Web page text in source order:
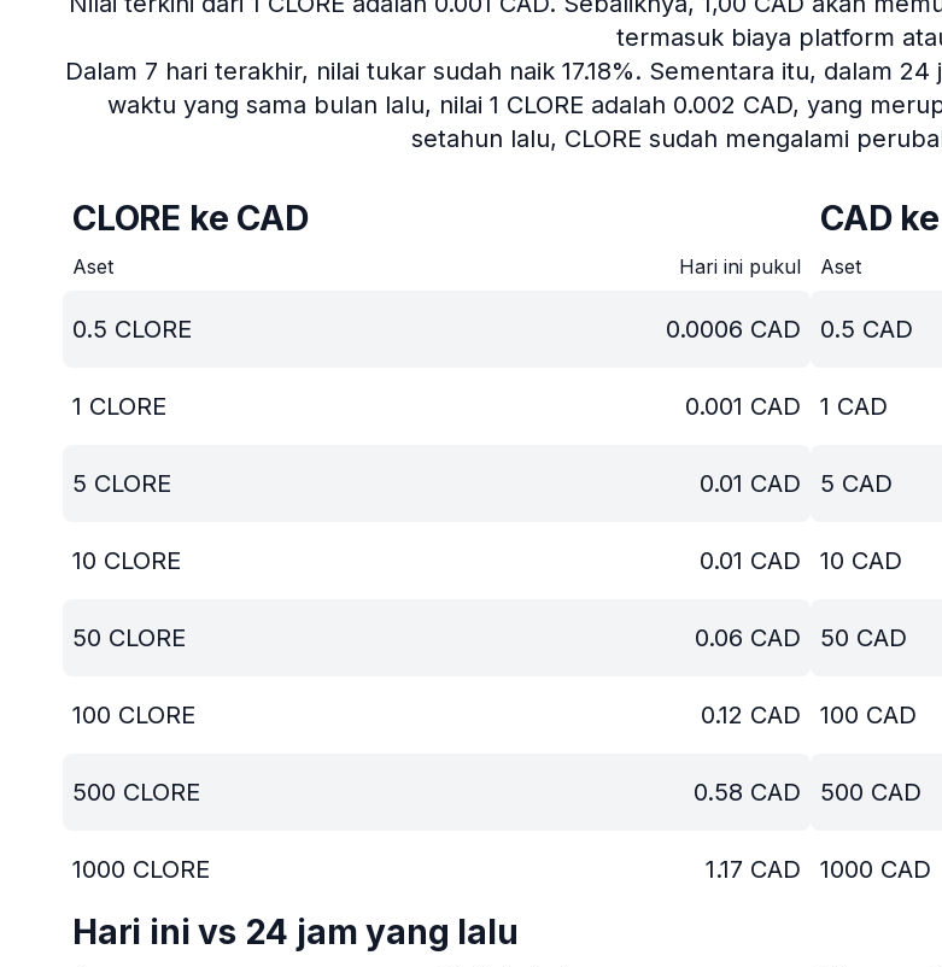
termasuk biaya platform
Dalam 7 hari terakhir, nilai tukar sudah naik 17.18%. Sementara itu, dalam
waktu yang sama bulan lalu, nilai 1 CLORE adalah 0.002 CAD, yang
setahun lalu, CLORE sudah mengalami
CLORE ke CAD
Aset Hari ini pukul
0.5 CLORE 0.0006 CAD
1 CLORE 0.001 CAD
5 CLORE 0.01 CAD
10 CLORE 0.01 CAD
50 CLORE 0.06 CAD
100 CLORE 0.12 CAD
500 CLORE 0.58 CAD
1000 CLORE 1.17 CAD
CAD
Aset
0.5 CAD
1 CAD
5 CAD
10 CAD
50 CAD
100 CAD
500 CAD
1000 CAD
Hari ini vs 24 jam yang lalu